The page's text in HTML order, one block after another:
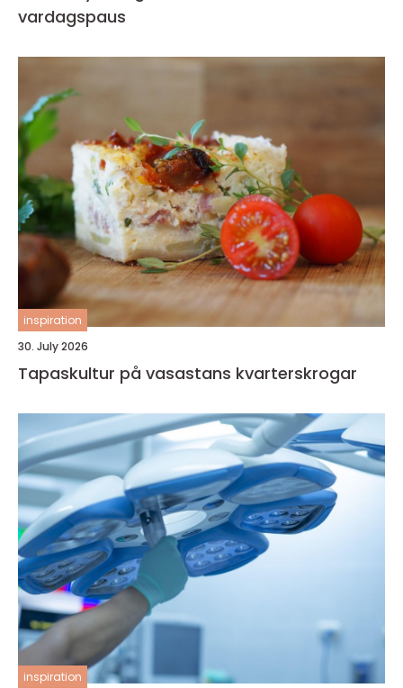
vardagspaus
inspiration
30. July 2026
Tapaskultur på vasastans kvarterskrogar
inspiration